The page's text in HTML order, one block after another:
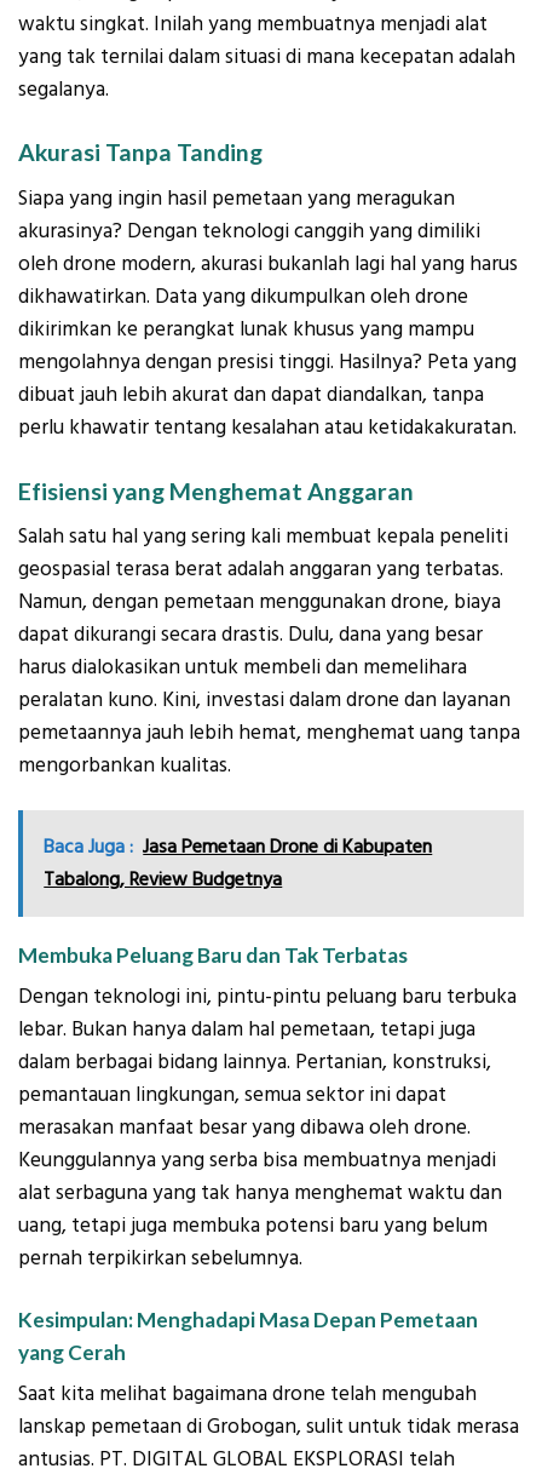
waktu singkat. Inilah yang membuatnya menjadi alat
yang tak ternilai dalam situasi di mana kecepatan adalah
segalanya.
Akurasi Tanpa Tanding
Siapa yang ingin hasil pemetaan yang meragukan
akurasinya? Dengan teknologi canggih yang dimiliki
oleh drone modern, akurasi bukanlah lagi hal yang harus
dikhawatirkan. Data yang dikumpulkan oleh drone
dikirimkan ke perangkat lunak khusus yang mampu
mengolahnya dengan presisi tinggi. Hasilnya? Peta yang
dibuat jauh lebih akurat dan dapat diandalkan, tanpa
perlu khawatir tentang kesalahan atau ketidakakuratan.
Efisiensi yang Menghemat Anggaran
Salah satu hal yang sering kali membuat kepala peneliti
geospasial terasa berat adalah anggaran yang terbatas.
Namun, dengan pemetaan menggunakan drone, biaya
dapat dikurangi secara drastis. Dulu, dana yang besar
harus dialokasikan untuk membeli dan memelihara
peralatan kuno. Kini, investasi dalam drone dan layanan
pemetaannya jauh lebih hemat, menghemat uang tanpa
mengorbankan kualitas.
Baca Juga : Jasa Pemetaan Drone di Kabupaten
Tabalong, Review Budgetnya
Membuka Peluang Baru dan Tak Terbatas
Dengan teknologi ini, pintu-pintu peluang baru terbuka
lebar. Bukan hanya dalam hal pemetaan, tetapi juga
dalam berbagai bidang lainnya. Pertanian, konstruksi,
pemantauan lingkungan, semua sektor ini dapat
merasakan manfaat besar yang dibawa oleh drone.
Keunggulannya yang serba bisa membuatnya menjadi
alat serbaguna yang tak hanya menghemat waktu dan
uang, tetapi juga membuka potensi baru yang belum
pernah terpikirkan sebelumnya.
Kesimpulan: Menghadapi Masa Depan Pemetaan
yang Cerah
Saat kita melihat bagaimana drone telah mengubah
lanskap pemetaan di Grobogan, sulit untuk tidak merasa
antusias. PT. DIGITAL GLOBAL EKSPLORASI telah